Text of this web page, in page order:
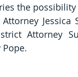
the
Attorney